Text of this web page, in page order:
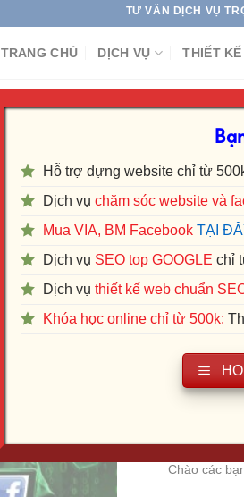
TƯ VẤN DỊCH VỤ TRỌN GÓI:
TRANG CHỦ DỊCH VỤ THIẾT
Link 641 –
Việc tài khoản
Chào các
Hỗ trợ dựng website chỉ từ
Dịch vụ chăm sóc website và
Mua VIA, BM FacebookTẠI
Dịch vụ SEO top GOOGLE chỉ
Dịch vụ thiết kế web chuẩn
Khóa học online chỉ từ 500k: